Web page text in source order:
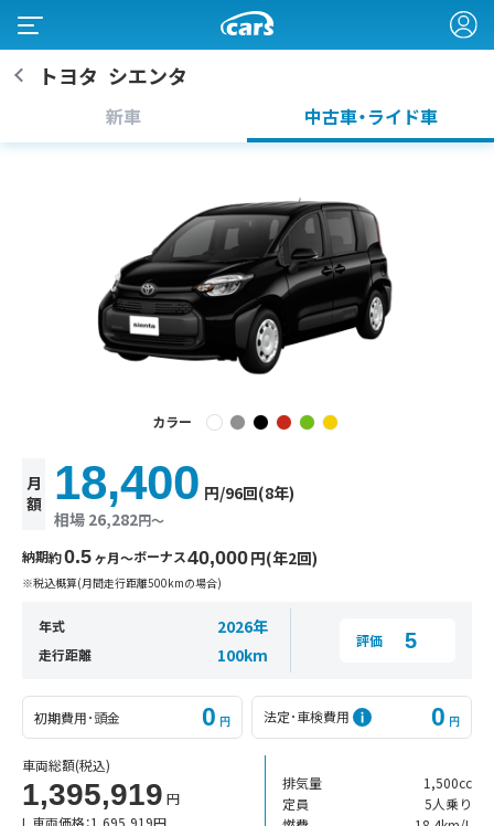
トヨタ シエンタ
新車 中古車・ライド車
カラー
月
額
相場 26,282円〜
18,400 円/96回(8年)
納期約0.5ヶ月〜ボーナス40,000円(年2回)
※税込概算(月間走行距離500kmの場合)
年式 2026年
走行距離 100km
評価 5
初期費用･頭金 0 円 法定･車検費用 0 円
車両総額(税込)
1,395,919 円
L 車両価格：1,695,919円
排気量
1,500cc
定員
5人乗り